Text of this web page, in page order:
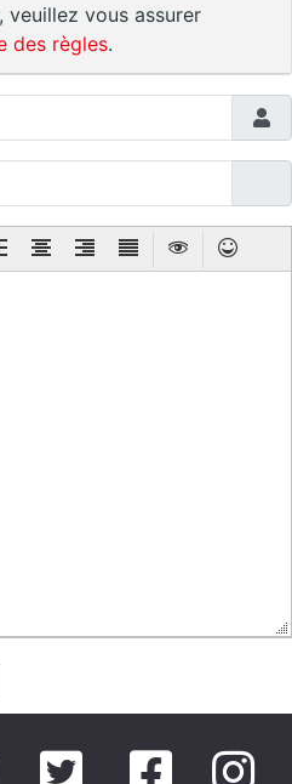
veuillez vous assurer
des règles.